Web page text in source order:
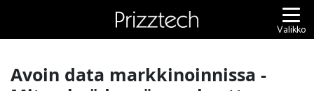
Valikko
Avoin data markkinoinnissa -